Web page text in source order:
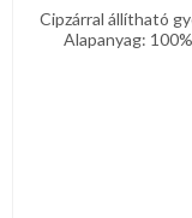
Cipzárral állítható
Alapanyag: